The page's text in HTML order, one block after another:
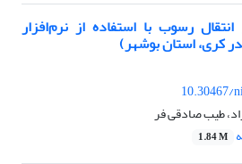
رسوب با استفاده از نرم‌افزار
10.30467/
طیب صادقی فر
1.84 M